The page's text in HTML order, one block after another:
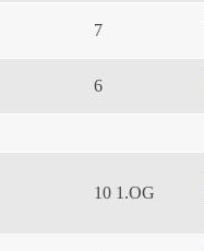
7
6
10 1.OG